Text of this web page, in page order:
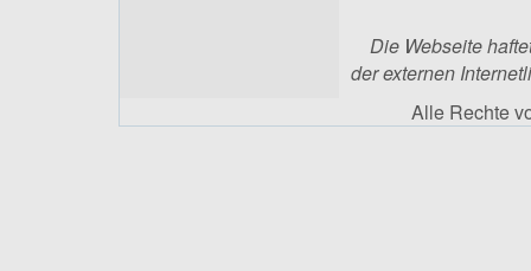
Die Webseite
der externen
Alle Rechte